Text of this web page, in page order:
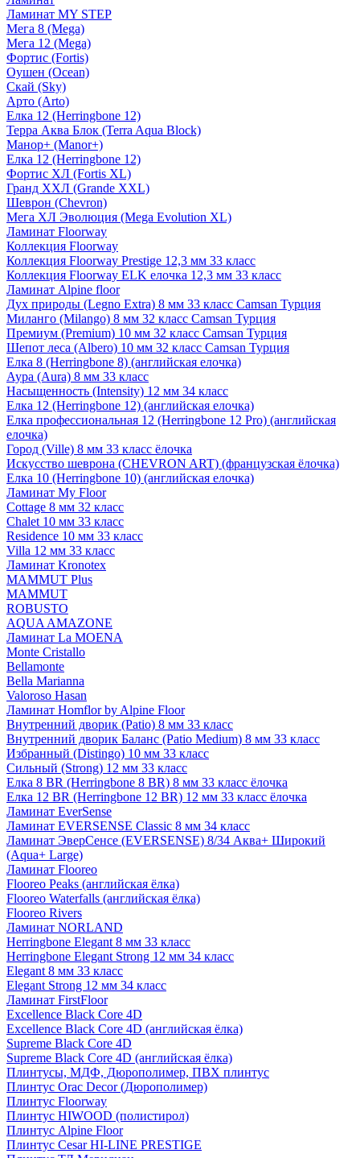
Ламинат MY STEP
Мега 8 (Mega)
Мега 12 (Mega)
Фортис (Fortis)
Оушен (Ocean)
Скай (Sky)
Арто (Arto)
Елка 12 (Herringbone 12)
Терра Аква Блок (Terra Aqua Block)
Манор+ (Manor+)
Елка 12 (Herringbone 12)
Фортис ХЛ (Fortis XL)
Гранд ХХЛ (Grande XXL)
Шеврон (Chevron)
Мега ХЛ Эволюция (Mega Evolution XL)
Ламинат Floorway
Коллекция Floorway
Коллекция Floorway Prestige 12,3 мм 33 класс
Коллекция Floorway ELK елочка 12,3 мм 33 класс
Ламинат Alpine floor
Дух природы (Legno Extra) 8 мм 33 класс Camsan Турция
Миланго (Milango) 8 мм 32 класс Camsan Турция
Премиум (Premium) 10 мм 32 класс Camsan Турция
Шепот леса (Albero) 10 мм 32 класс Camsan Турция
Елка 8 (Herringbone 8) (английская елочка)
Аура (Aura) 8 мм 33 класс
Насыщенность (Intensity) 12 мм 34 класс
Елка 12 (Herringbone 12) (английская елочка)
Елка профессиональная 12 (Herringbone 12 Pro) (английская
елочка)
Город (Ville) 8 мм 33 класс ёлочка
Искусство шеврона (CHEVRON ART) (французская ёлочка)
Елка 10 (Herringbone 10) (английская елочка)
Ламинат My Floor
Cottage 8 мм 32 класс
Chalet 10 мм 33 класс
Residence 10 мм 33 класс
Villa 12 мм 33 класс
Ламинат Kronotex
MAMMUT Plus
MAMMUT
ROBUSTO
AQUA AMAZONE
Ламинат La MOENA
Monte Cristallo
Bellamonte
Bella Marianna
Valoroso Hasan
Ламинат Homflor by Alpine Floor
Внутренний дворик (Patio) 8 мм 33 класс
Внутренний дворик Баланс (Patio Medium) 8 мм 33 класс
Избранный (Distingo) 10 мм 33 класс
Сильный (Strong) 12 мм 33 класс
Елка 8 BR (Herringbone 8 BR) 8 мм 33 класс ёлочка
Елка 12 BR (Herringbone 12 BR) 12 мм 33 класс ёлочка
Ламинат EverSense
Ламинат EVERSENSE Classic 8 мм 34 класс
Ламинат ЭверСенсе (EVERSENSE) 8/34 Аква+ Широкий
(Aqua+ Large)
Ламинат Flooreo
Flooreo Peaks (английская ёлка)
Flooreo Waterfalls (английская ёлка)
Flooreo Rivers
Ламинат NORLAND
Herringbone Elegant 8 мм 33 класс
Herringbone Elegant Strong 12 мм 34 класс
Elegant 8 мм 33 класс
Elegant Strong 12 мм 34 класс
Ламинат FirstFloor
Excellence Black Core 4D
Excellence Black Core 4D (английская ёлка)
Supreme Black Core 4D
Supreme Black Core 4D (английская ёлка)
Плинтусы, МДФ, Дюрополимер, ПВХ плинтус
Плинтус Orac Decor (Дюрополимер)
Плинтус Floorway
Плинтус HIWOOD (полистирол)
Плинтус Alpine Floor
Плинтус Cesar HI-LINE PRESTIGE